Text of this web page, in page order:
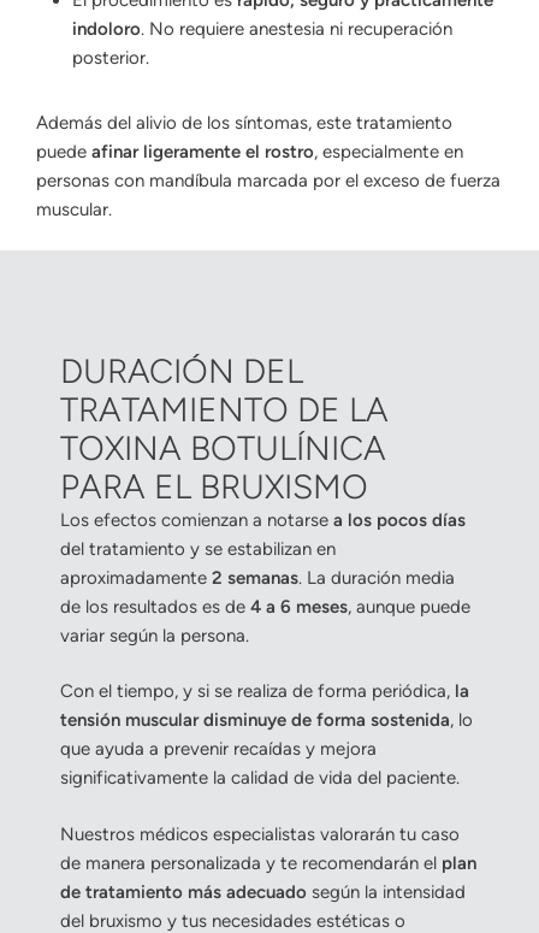
indoloro. No requiere anestesia ni recuperación
posterior.
Además del alivio de los síntomas, este tratamiento
puede afinar ligeramente el rostro, especialmente en
personas con mandíbula marcada por el exceso de fuerza
muscular.
DURACIÓN DEL
TRATAMIENTO DE LA
TOXINA BOTULÍNICA
PARA EL BRUXISMO
Los efectos comienzan a notarse a los pocos días
del tratamiento y se estabilizan en
aproximadamente 2 semanas. La duración media
de los resultados es de 4 a 6 meses, aunque puede
variar según la persona.
Con el tiempo, y si se realiza de forma periódica, la
tensión muscular disminuye de forma sostenida, lo
que ayuda a prevenir recaídas y mejora
significativamente la calidad de vida del paciente.
Nuestros médicos especialistas valorarán tu caso
de manera personalizada y te recomendarán el plan
de tratamiento más adecuado según la intensidad
del bruxismo y tus necesidades estéticas o